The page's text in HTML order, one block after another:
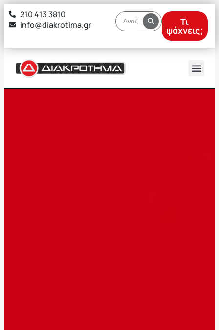
στο
περιεχόμενο
210 413 3810
info@diakrotima.gr
Τι
ψάχνεις;